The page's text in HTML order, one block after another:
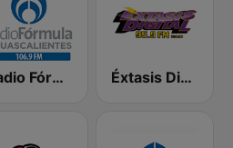
Radio Fórmula 106.9 FM Éxtasis Digital 95.9 FM